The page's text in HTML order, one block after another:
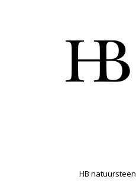
HB natuursteen